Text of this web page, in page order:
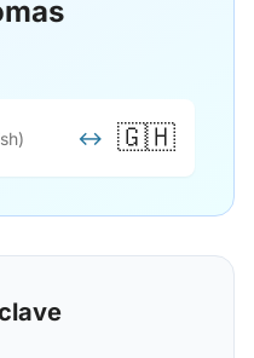
↔ 🇬🇭